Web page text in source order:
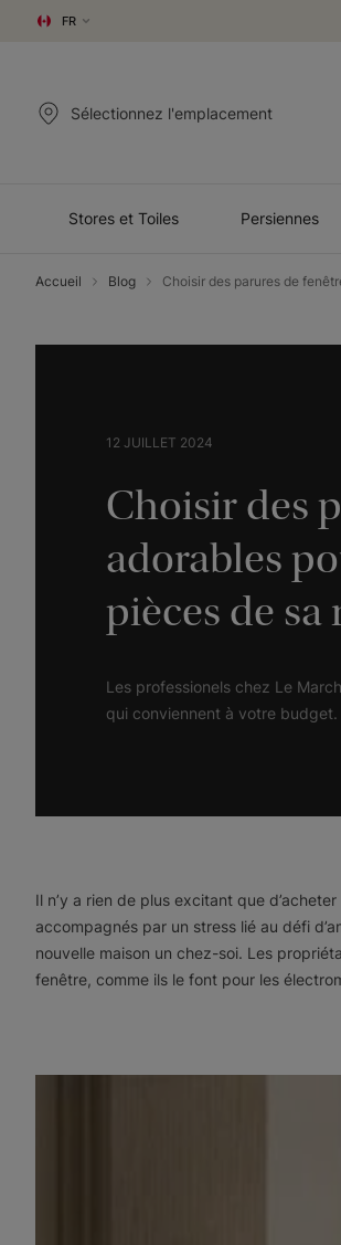
FR
Sélectionnez l'emplacement
Stores et Toiles Persiennes
Accueil Blog Choisir des parures de
12 JUILLET 2024
Choisir des
adorables
pièces de sa
Les professionels chez Le
qui conviennent à votre budget.
Il n’y a rien de plus excitant que
accompagnés par un stress lié au défi
nouvelle maison un chez-soi. Les
fenêtre, comme ils le font pour les